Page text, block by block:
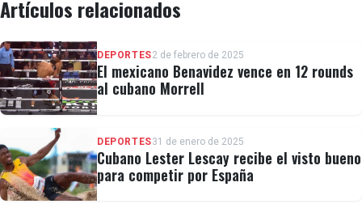
Artículos relacionados
DEPORTES2 de febrero de 2025
El mexicano Benavidez vence en 12 rounds
al cubano Morrell
DEPORTES31 de enero de 2025
Cubano Lester Lescay recibe el visto bueno
para competir por España